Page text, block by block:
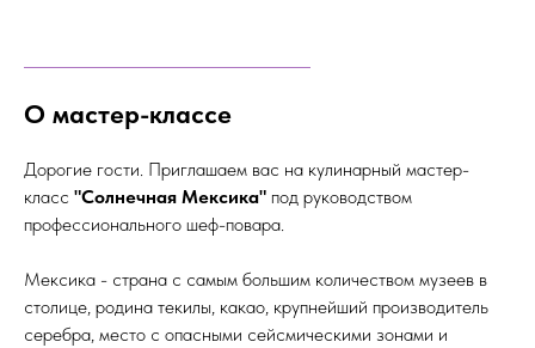
О мастер-классе
Дорогие гости. Приглашаем вас на кулинарный мастер-
класс "Солнечная Мексика" под руководством
профессионального шеф-повара.
Мексика - страна с самым большим количеством музеев в
столице, родина текилы, какао, крупнейший производитель
серебра, место с опасными сейсмическими зонами и